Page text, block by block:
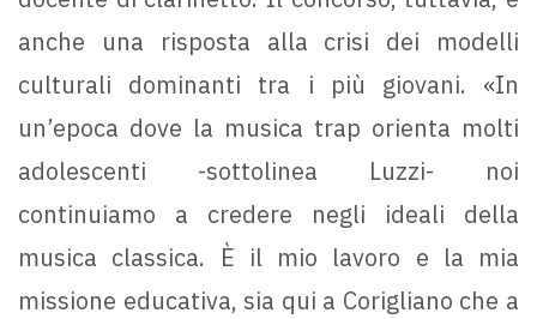
anche una risposta alla crisi dei modelli
culturali dominanti tra i più giovani. «In
un’epoca dove la musica trap orienta molti
adolescenti -sottolinea Luzzi- noi
continuiamo a credere negli ideali della
musica classica. È il mio lavoro e la mia
missione educativa, sia qui a Corigliano che a